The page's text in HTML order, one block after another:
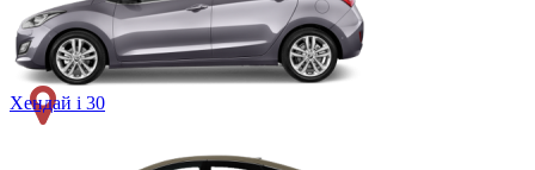
Хендай i 30